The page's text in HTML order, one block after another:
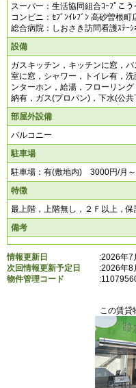
スーパー：生活協同組合ｺｰﾌﾟこ
コンビニ：ｾﾌﾞﾝｲﾚﾌﾞﾝ 高砂曽根
総合病院：しおさき訪問看護ｽﾃ
設備
ガスキッチン，キッチンに窓，
室に窓，シャワー，トイレ有，
ンターホン，給湯，フローリン
納有，ガス(プロパン)，下水(公
部屋外設備
バルコニー
駐車場
駐車場：有(敷地内) 3000円/月
特徴
最上階，上階無し，２Ｆ以上，保
備考
情報更新日
:2026年7
次回情報更新予定日
:2026年8
物件管理コード
:
この賃